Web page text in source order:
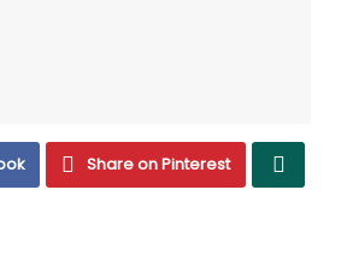
Share on Pinterest